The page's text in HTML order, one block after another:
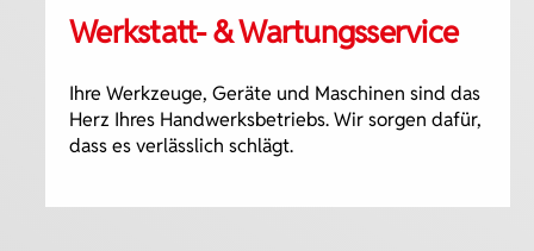
Werkstatt- & Wartungsservice
Ihre Werkzeuge, Geräte und Maschinen sind das
Herz Ihres Handwerksbetriebs. Wir sorgen dafür,
dass es verlässlich schlägt.